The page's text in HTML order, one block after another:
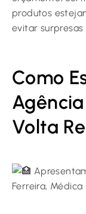
produtos
evitar surpresas
Como
Volta